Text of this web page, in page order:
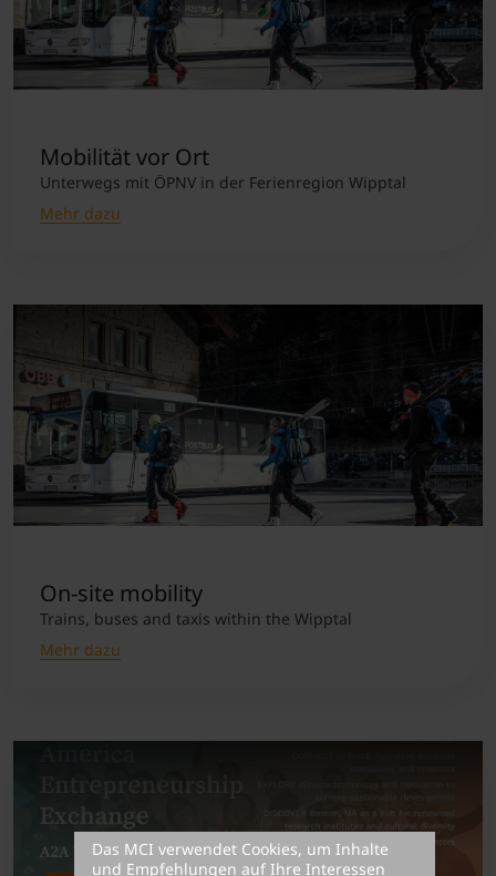
Mobilität vor Ort
Unterwegs mit ÖPNV in der Ferienregion Wipptal
Mehr dazu
On-site mobility
Trains, buses and taxis within the Wipptal
Mehr dazu
Das MCI verwendet Cookies, um Inhalte
und Empfehlungen auf Ihre Interessen